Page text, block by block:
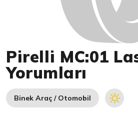
Pirelli MC:01
Yorumları
Binek Araç / Otomobil